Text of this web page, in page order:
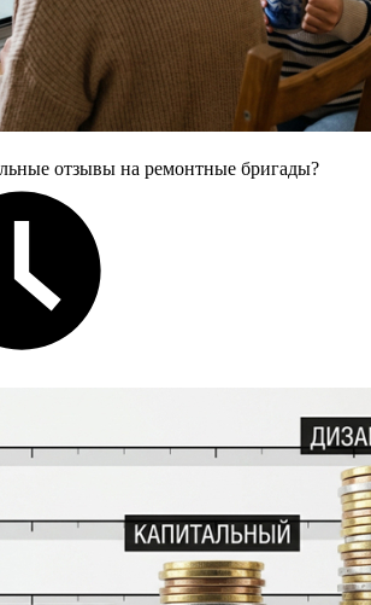
отзывы на ремонтные бригады?